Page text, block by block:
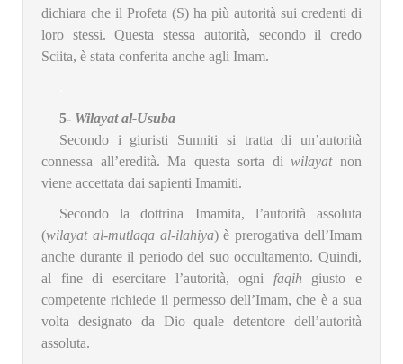
dichiara che il Profeta (S) ha più autorità sui credenti di
loro stessi. Questa stessa autorità, secondo il credo
Sciita, è stata conferita anche agli Imam.
5- Wilayat al-Usuba
Secondo i giuristi Sunniti si tratta di un’autorità
connessa all’eredità. Ma questa sorta diwilayatnon
viene accettata dai sapienti Imamiti.
Secondo la dottrina Imamita, l’autorità assoluta
(wilayat al-mutlaqa al-ilahiya) è prerogativa dell’Imam
anche durante il periodo del suo occultamento. Quindi,
al fine di esercitare l’autorità, ogni faqih giusto e
competente richiede il permesso dell’Imam, che è a sua
volta designato da Dio quale detentore dell’autorità
assoluta.